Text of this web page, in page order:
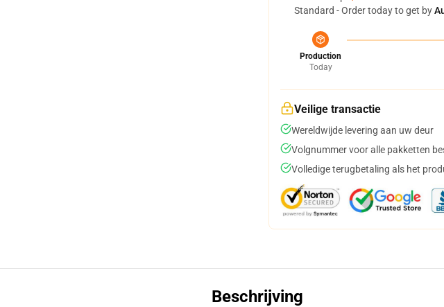
Standard - Order today to get by
Production
Today
Veilige transactie
Wereldwijde levering aan uw deur
Volgnummer voor alle pakketten
Volledige terugbetaling als het
Beschrijving